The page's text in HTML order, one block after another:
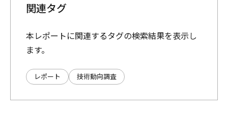
関連タグ
本レポートに関連するタグの検索結果を表示し
ます。
レポート 技術動向調査